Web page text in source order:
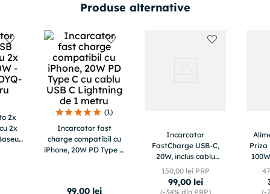
accesoriilor pentru telefoane mobile si accesorii digitale.
Prin cercetarea si dezvoltarea permanenta independenta,
acesta contribuie la imbunatatirea produselor si la evolutia
lor, folosind metode de gestionare stiintifica si selectie de
precizie a datelor.
Produse alternative
2x
2x
(1)
Incarcator fast
charge compatibil cu
iPhone, 20W PD Type C
99,00 lei
Incarcator
FastCharge USB-C,
20W, inclus cablu
Lightning 1m,
compatibil cu iPhone
11, 12, 13, 14
150,00lei PRP
99,00 lei
(-34%din PRP)
Priza
(-